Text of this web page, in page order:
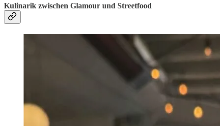
Kulinarik zwischen Glamour und Streetfood